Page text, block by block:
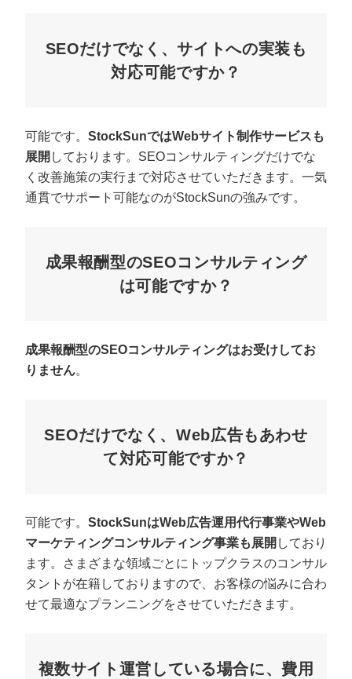
SEOだけでなく、サイトへの実装も
対応可能ですか？
可能です。 StockSunではWebサイト制作サービスも
展開 しております。SEOコンサルティングだけでな
く改善施策の実行まで対応させていただきます。一気
通貫でサポート可能なのがStockSunの強みです。
成果報酬型のSEOコンサルティング
は可能ですか？
成果報酬型のSEOコンサルティングはお受けしてお
りません。
SEOだけでなく、Web広告もあわせ
て対応可能ですか？
可能です。 StockSunはWeb広告運用代行事業やWeb
マーケティングコンサルティング事業も展開 しており
ます。さまざまな領域ごとにトップクラスのコンサル
タントが在籍しておりますので、お客様の悩みに合わ
せて最適なプランニングをさせていただきます。
複数サイト運営している場合に、費用